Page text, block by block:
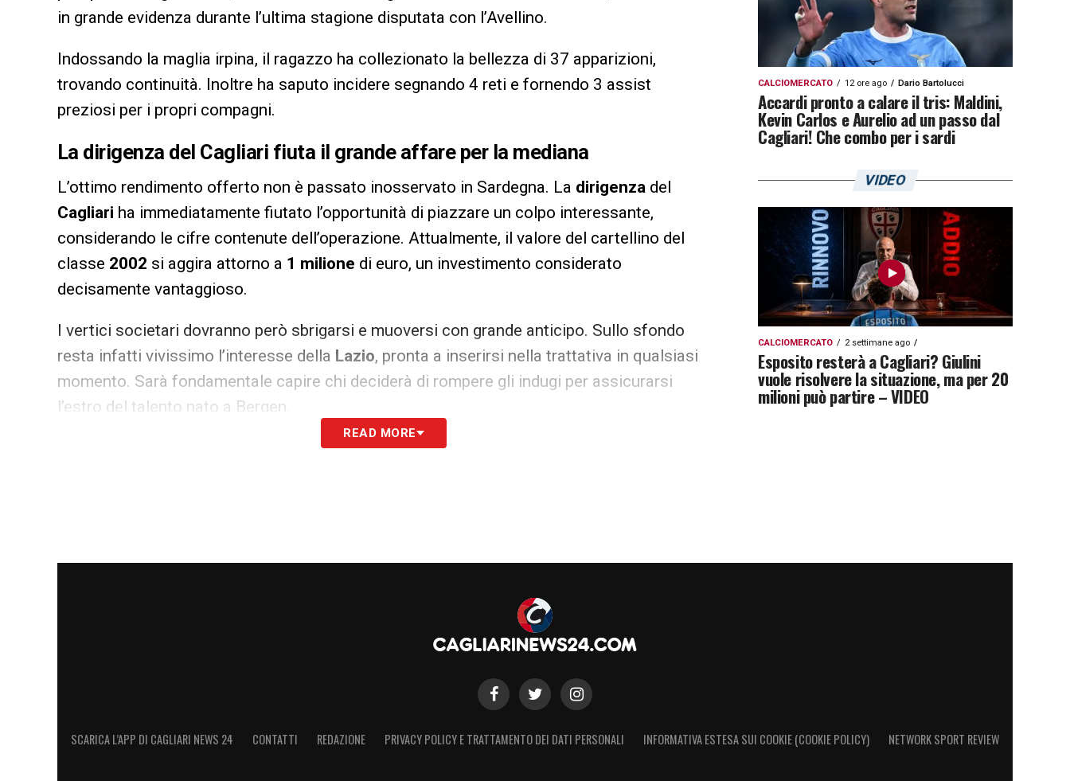
in grande evidenza durante l’ultima stagione disputata con l’Avellino.
Indossando la maglia irpina, il ragazzo ha collezionato la bellezza di 37 apparizioni,
trovando continuità. Inoltre ha saputo incidere segnando 4 reti e fornendo 3 assist
preziosi per i propri compagni.
La dirigenza del Cagliari fiuta il grande affare per la mediana
L’ottimo rendimento offerto non è passato inosservato in Sardegna. La dirigenza del
Cagliari ha immediatamente fiutato l’opportunità di piazzare un colpo interessante,
considerando le cifre contenute dell’operazione. Attualmente, il valore del cartellino del
classe 2002 si aggira attorno a 1 milione di euro, un investimento considerato
decisamente vantaggioso.
I vertici societari dovranno però sbrigarsi e muoversi con grande anticipo. Sullo sfondo
resta infatti vivissimo l’interesse della Lazio, pronta a inserirsi nella trattativa in qualsiasi
momento. Sarà fondamentale capire chi deciderà di rompere gli indugi per assicurarsi
l’estro del talento nato a Bergen.
Ultimissime Cagliari LIVE: arriva il riscatto per Esposito. Kılıçsoy non convocato dalla
READ MORE
CALCIOMERCATO 12 ore ago Dario Bartolucci
Accardi pronto a calare il tris: Maldini,
Kevin Carlos e Aurelio ad un passo dal
Cagliari! Che combo per i sardi
VIDEO
CALCIOMERCATO 2 settimane ago
Esposito resterà a Cagliari? Giulini
vuole risolvere la situazione, ma per 20
milioni può partire – VIDEO
SCARICA L’APP DI CAGLIARI NEWS 24 CONTATTI REDAZIONE PRIVACY POLICY E TRATTAMENTO DEI DATI PERSONALI INFORMATIVA ESTESA SUI COOKIE (COOKIE POLICY) NETWORK SPORT REVIEW